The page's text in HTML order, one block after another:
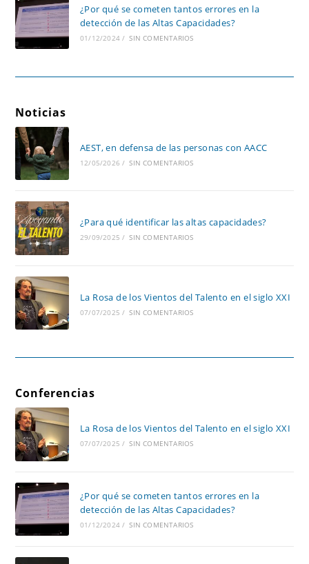
¿Por qué se cometen tantos errores en la
detección de las Altas Capacidades?
01/12/2024 / SIN COMENTARIOS
Noticias
AEST, en defensa de las personas con AACC
12/05/2026 / SIN COMENTARIOS
¿Para qué identificar las altas capacidades?
29/09/2025 / SIN COMENTARIOS
La Rosa de los Vientos del Talento en el siglo XXI
07/07/2025 / SIN COMENTARIOS
Conferencias
La Rosa de los Vientos del Talento en el siglo XXI
07/07/2025 / SIN COMENTARIOS
¿Por qué se cometen tantos errores en la
detección de las Altas Capacidades?
01/12/2024 / SIN COMENTARIOS